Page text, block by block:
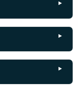
▼
▼
▼